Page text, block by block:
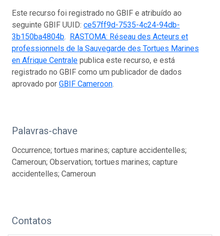
Este recurso foi registrado no GBIF e atribuído ao
seguinte GBIF UUID: ce57ff9d-7535-4c24-94db-
3b150ba4804b. RASTOMA: Réseau des Acteurs et
professionnels de la Sauvegarde des Tortues Marines
en Afrique Centrale publica este recurso, e está
registrado no GBIF como um publicador de dados
aprovado por GBIF Cameroon.
Palavras-chave
Occurrence; tortues marines; capture accidentelles;
Cameroun; Observation; tortues marines; capture
accidentelles; Cameroun
Contatos